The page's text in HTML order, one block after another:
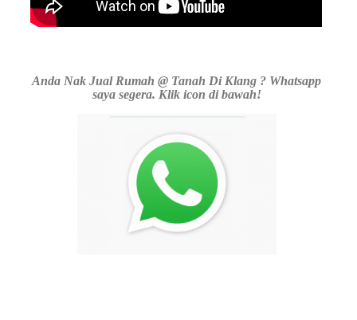
Anda Nak Jual Rumah @ Tanah Di Klang ? Whatsapp
saya segera. Klik icon di bawah!